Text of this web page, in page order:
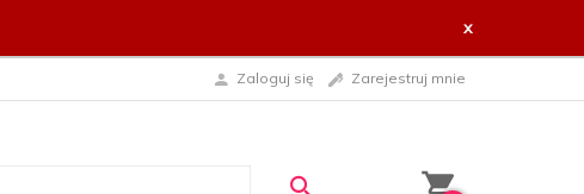
x
Zaloguj się Zarejestruj mnie